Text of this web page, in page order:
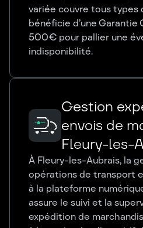
variée couvre tous
bénéficie d’une Garantie
500 € pour pallier une
indisponibilité.
Gestion
envois de
Fleury-les-
À Fleury-les-Aubrais, la
opérations de transport
à la plateforme
assure le suivi et la
expédition de